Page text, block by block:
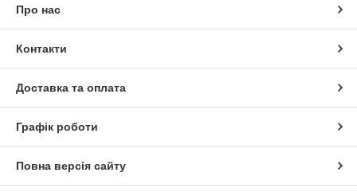
Про нас
Контакти
Доставка та оплата
Графік роботи
Повна версія сайту